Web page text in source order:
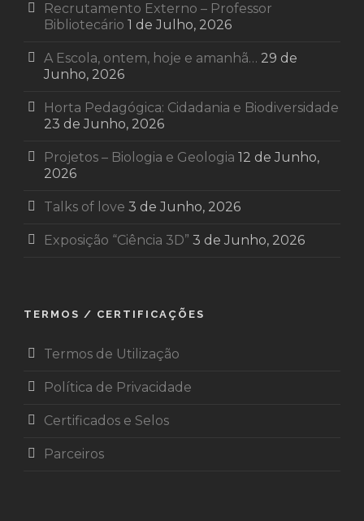
Recrutamento Externo – Professor
Bibliotecário 1 de Julho, 2026
A Escola, ontem, hoje e amanhã… 29 de
Junho, 2026
Horta Pedagógica: Cidadania e Biodiversidade
23 de Junho, 2026
Projetos – Biologia e Geologia 12 de Junho,
2026
Talks of love 3 de Junho, 2026
Exposição “Ciência 3D” 3 de Junho, 2026
TERMOS / CERTIFICAÇÕES
Termos de Utilização
Política de Privacidade
Certificados e Selos
Parceiros